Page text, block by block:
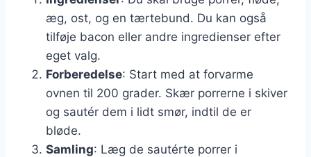
æg, ost, og en tærtebund. Du kan også
tilføje bacon eller andre ingredienser efter
eget valg.
Forberedelse: Start med at forvarme
ovnen til 200 grader. Skær porrerne i skiver
og sautér dem i lidt smør, indtil de er
bløde.
Samling: Læg de sautérte porrer i